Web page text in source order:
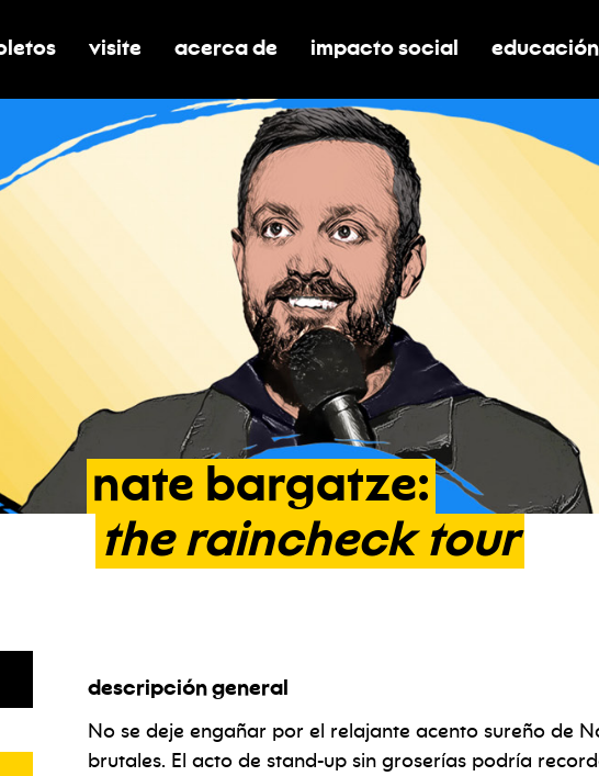
submenú de boletos
alternar submenú de visite
visite alternar submenú de acerca de
acerca de activar/desactivar el
impacto social alternar
educación
nate bargatze:
the raincheck tour
descripción general
No se deje engañar por el relajante acento sureño de
brutales. El acto de stand-up sin groserías podría